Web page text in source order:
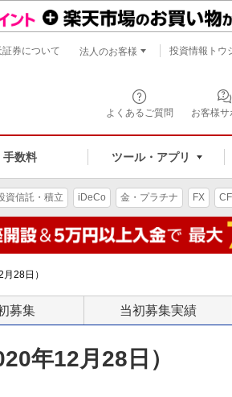
よくあるご質問 お客様サ
手数料 ツール・アプリ
証券について 法人のお客様 投資情報トウ
資信託・積立 iDeCo 金・プラチナ FX
28日）
募集 当初募集実績
年12月28日）